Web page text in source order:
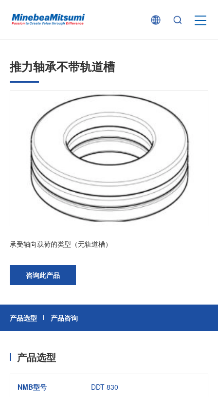
按行业用途查找
行业解决方案
技术支持
加入我们
推力轴承不带轨道槽
承受轴向载荷的类型（无轨道槽）
咨询此产品
产品选型 产品咨询
产品选型
NMB型号
DDT-830